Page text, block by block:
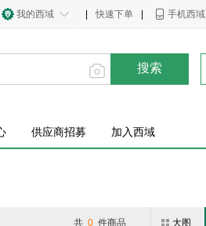
手机西域
快速下单
我的西域
搜索
供应商招募 加入西域
大图
共0 件商品